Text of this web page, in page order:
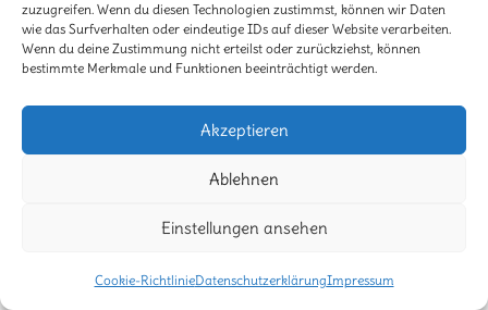
zuzugreifen. Wenn du diesen Technologien zustimmst, können wir Daten
wie das Surfverhalten oder eindeutige IDs auf dieser Website verarbeiten.
Wenn du deine Zustimmung nicht erteilst oder zurückziehst, können
bestimmte Merkmale und Funktionen beeinträchtigt werden.
Akzeptieren
Ablehnen
Einstellungen ansehen
Cookie-RichtlinieDatenschutzerklärungImpressum
Datenschutzerklärung
Cookie-Richtlinie (EU)